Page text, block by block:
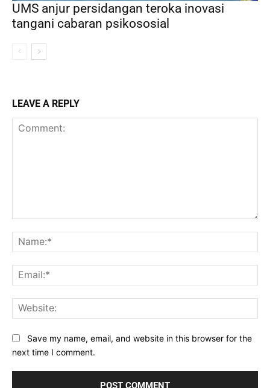
UMS anjur persidangan teroka inovasi
tangani cabaran psikososial
LEAVE A REPLY
Save my name, email, and website in this browser for the
next time I comment.